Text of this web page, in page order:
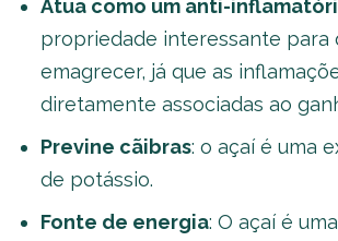
Atua como um anti-
propriedade interessante para
emagrecer, já que as
diretamente associadas ao
Previne cãibras: o açaí é uma
de potássio.
Fonte de energia: O açaí é